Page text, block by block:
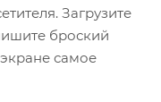
Загрузите
броский
самое